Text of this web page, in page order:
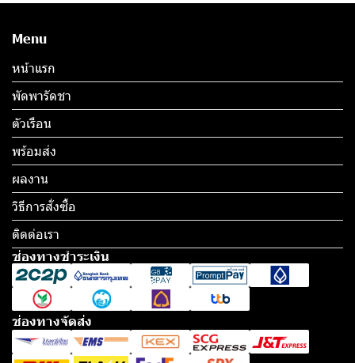
Menu
หน้าแรก
พัดพารัดชา
ตัวเรือน
พร้อมส่ง
ผลงาน
วิธีการสั่งซื้อ
ติดต่อเรา
ช่องทางชำระเงิน
ช่องทางจัดส่ง